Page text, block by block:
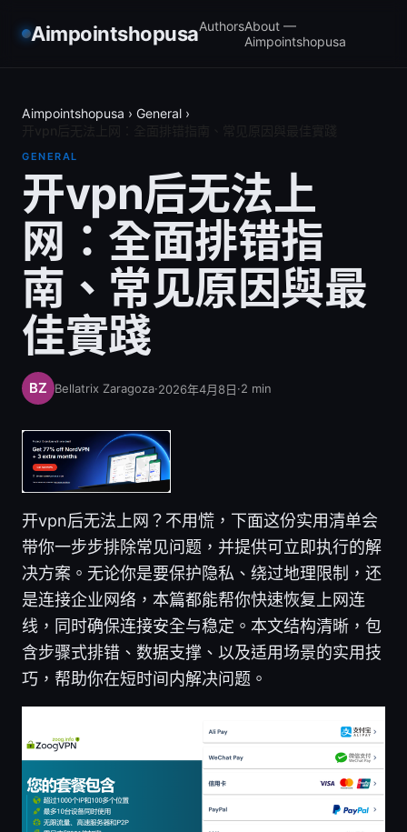
AimpointshopusaAuthorsAbout —
Aimpointshopusa
Aimpointshopusa › General ›
GENERAL
开vpn后无法上
网：全面排错指
南、常见原因與最
佳實踐
Bellatrix Zaragoza·2026年4月8日·2 min
开vpn后无法上网？不用慌，下面这份实用清单会
带你一步步排除常见问题，并提供可立即执行的解
决方案。无论你是要保护隐私、绕过地理限制，还
是连接企业网络，本篇都能帮你快速恢复上网连
线，同时确保连接安全与稳定。本文结构清晰，包
含步骤式排错、数据支撑、以及适用场景的实用技
巧，帮助你在短时间内解决问题。